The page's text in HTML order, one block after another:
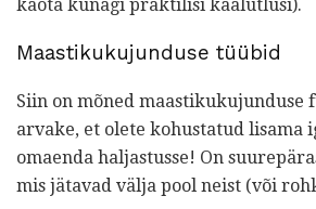
kaota kunagi praktilisi kaalutlusi).
Maastikukujunduse tüübid
Siin on mõned maastikukujunduse
arvake, et olete kohustatud lisama
omaenda haljastusse! On
mis jätavad välja pool neist (või